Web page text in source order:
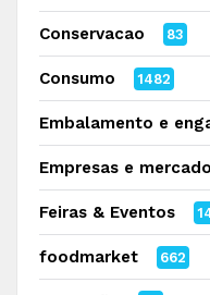
Conservacao 83
Consumo 1482
Embalamento e
Empresas e
Feiras & Eventos
foodmarket 662